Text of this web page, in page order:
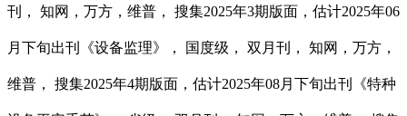
刊， 知网，万方，维普， 搜集2025年3期版面，估计2025年06
月下旬出刊《设备监理》， 国度级， 双月刊， 知网，万方，
维普， 搜集2025年4期版面，估计2025年08月下旬出刊《特种